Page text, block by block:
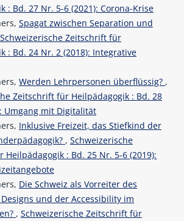
: Bd. 27 Nr. 5-6 (2021): Corona-Krise
Spagat zwischen Separation und
Schweizerische Zeitschrift für
: Bd. 24 Nr. 2 (2018): Integrative
Werden Lehrpersonen überflüssig? ,
Zeitschrift für Heilpädagogik : Bd. 28
Umgang mit Digitalität
Inklusive Freizeit, das Stiefkind der
, Schweizerische
: Bd. 25 Nr. 5-6 (2019):
Die Schweiz als Vorreiter des
und der Accessibility im
, Schweizerische Zeitschrift für